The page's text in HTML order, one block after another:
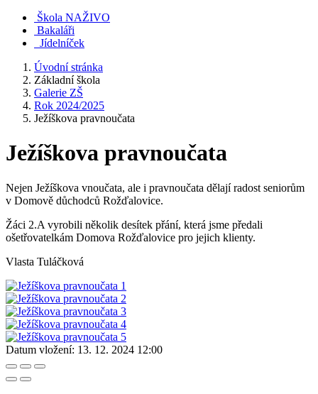
Škola NAŽIVO
Bakaláři
Jídelníček
Úvodní stránka
Základní škola
Galerie ZŠ
Rok 2024/2025
Ježíškova pravnoučata
Ježíškova pravnoučata
Nejen Ježíškova vnoučata, ale i pravnoučata dělají radost seniorům
v Domově důchodců Rožďalovice.
Žáci 2.A vyrobili několik desítek přání, která jsme předali
ošetřovatelkám Domova Rožďalovice pro jejich klienty.
Vlasta Tuláčková
Datum vložení: 13. 12. 2024 12:00